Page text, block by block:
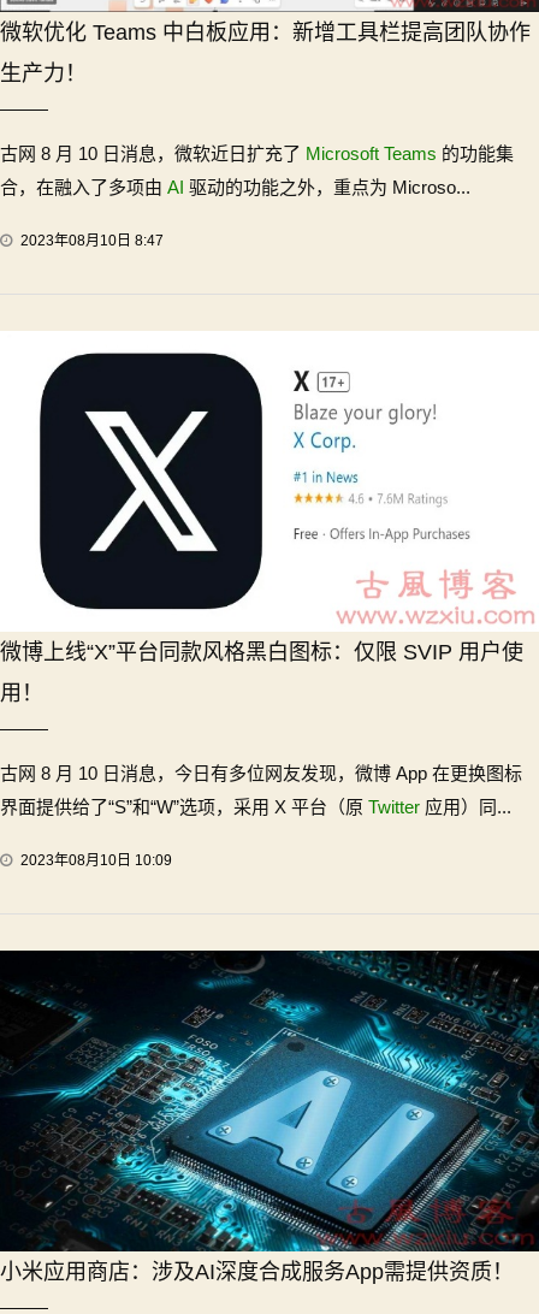
微软优化 Teams 中白板应用：新增工具栏提高团队协作
生产力！
古网 8 月 10 日消息，微软近日扩充了 Microsoft Teams 的功能集
合，在融入了多项由 AI 驱动的功能之外，重点为 Microso...
2023年08月10日 8:47
微博上线“X”平台同款风格黑白图标：仅限 SVIP 用户使
用！
古网 8 月 10 日消息，今日有多位网友发现，微博 App 在更换图标
界面提供给了“S”和“W”选项，采用 X 平台（原 Twitter 应用）同...
2023年08月10日 10:09
小米应用商店：涉及AI深度合成服务App需提供资质！